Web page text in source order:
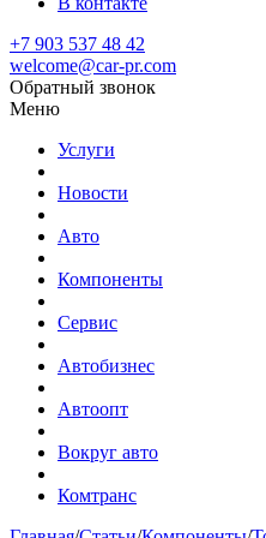
+7 903 537 48 42
welcome@car-pr.com
Обратный звонок
Меню
Услуги
Новости
Авто
Компоненты
Сервис
Автобизнес
Автоопт
Вокруг авто
Комтранс